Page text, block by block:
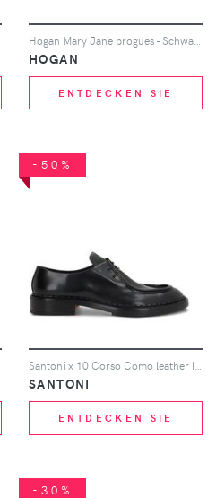
HOGAN
ENTDECKEN SIE
-50%
Santoni x 10 Corso Como leather lace-up shoes - Schwarz
SANTONI
ENTDECKEN SIE
-30%